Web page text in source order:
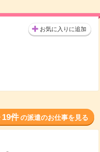
お気に入りに追加
19件 の派遣のお仕事を見る